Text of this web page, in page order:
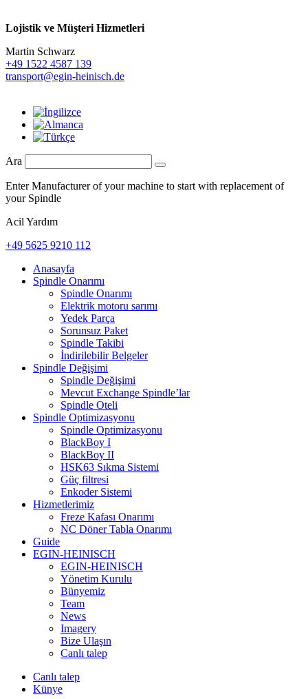
Lojistik ve Müşteri Hizmetleri
Martin Schwarz
+49 1522 4587 139
transport@egin-heinisch.de
Ara
Enter Manufacturer of your machine to start with replacement of
your Spindle
Acil Yardım
+49 5625 9210 112
Anasayfa
Spindle Onarımı
Spindle Onarımı
Elektrik motoru sarımı
Yedek Parça
Sorunsuz Paket
Spindle Takibi
İndirilebilir Belgeler
Spindle Değişimi
Spindle Değişimi
Mevcut Exchange Spindle’lar
Spindle Oteli
Spindle Optimizasyonu
Spindle Optimizasyonu
BlackBoy I
BlackBoy II
HSK63 Sıkma Sistemi
Güç filtresi
Enkoder Sistemi
Hizmetlerimiz
Freze Kafası Onarımı
NC Döner Tabla Onarımı
Guide
EGIN-HEINISCH
EGIN-HEINISCH
Yönetim Kurulu
Bünyemiz
Team
News
Imagery
Bize Ulaşın
Canlı talep
Canlı talep
Künye